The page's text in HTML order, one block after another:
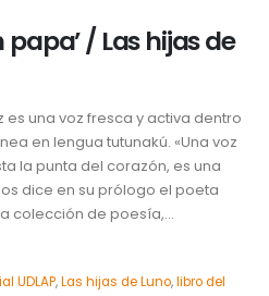
/ Las hijas de
es una voz fresca y activa dentro
en lengua tutunakú. «Una voz
la punta del corazón, es una
dice en su prólogo el poeta
colección de poesía,...
UDLAP,Las hijas de Luno,libro del